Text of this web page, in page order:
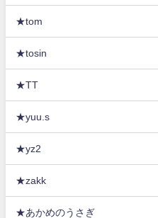
★tom
★tosin
★TT
★yuu.s
★yz2
★zakk
★あかめのうさぎ